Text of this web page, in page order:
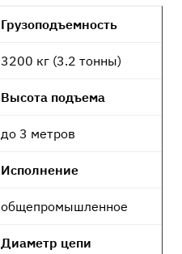
Грузоподъемность
3200 кг (3.2 тонны)
Высота подъема
до 3 метров
Исполнение
общепромышленное
Диаметр цепи